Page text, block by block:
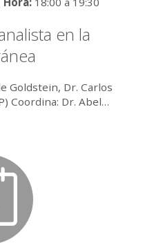
en la